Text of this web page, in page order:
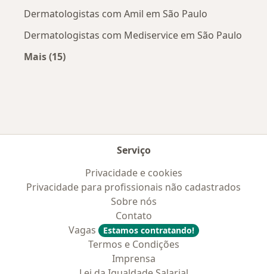
Dermatologistas com Amil em São Paulo
Dermatologistas com Mediservice em São Paulo
Mais (15)
Serviço
Privacidade e cookies
Privacidade para profissionais não cadastrados
Sobre nós
Contato
Vagas
Estamos contratando!
Termos e Condições
Imprensa